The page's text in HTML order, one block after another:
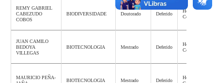
REMY GABRIEL
CABEZUDO
COBOS
BIODIVERSIDADE Doutorado Deferido
Homologação
Concluída
JUAN CAMILO
BEDOYA
VILLEGAS
BIOTECNOLOGIA Mestrado Deferido
Homologação
Concluída
MAURICIO PEÑA-
BIOTECNOLOGIA Mestrado Deferido
Homologação